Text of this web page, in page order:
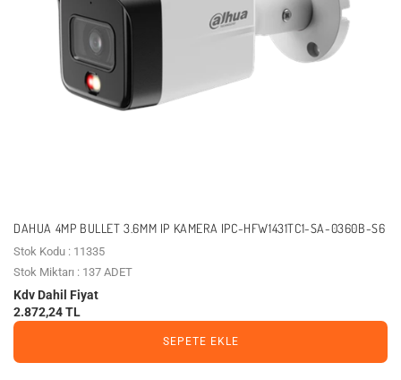
DAHUA 4MP BULLET 3.6MM IP KAMERA IPC-HFW1431TC1-SA-0360B-S6
Stok Kodu : 11335
Stok Miktarı : 137 ADET
Kdv Dahil Fiyat
2.872,24 TL
SEPETE EKLE